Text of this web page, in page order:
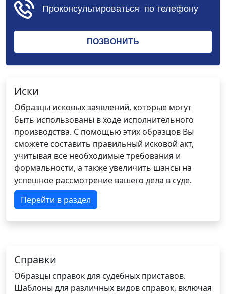
Иски
Образцы исковых заявлений, которые могут
быть использованы в ходе исполнительного
производства. С помощью этих образцов Вы
сможете составить правильный исковой акт,
учитывая все необходимые требования и
формальности, а также увеличить шансы на
успешное рассмотрение вашего дела в суде.
Перейти в раздел
Справки
Образцы справок для судебных приставов.
Шаблоны для различных видов справок, включая